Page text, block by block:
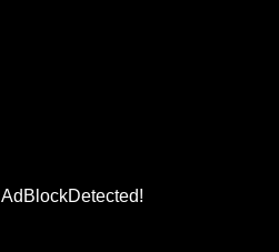
AdBlockDetected!